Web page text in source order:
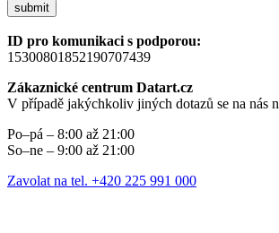
submit
ID pro komunikaci s podporou:
15300801852190707439
Zákaznické centrum Datart.cz
V případě jakýchkoliv jiných dotazů se na nás
Po–pá – 8:00 až 21:00
So–ne – 9:00 až 21:00
Zavolat na tel. +420 225 991 000